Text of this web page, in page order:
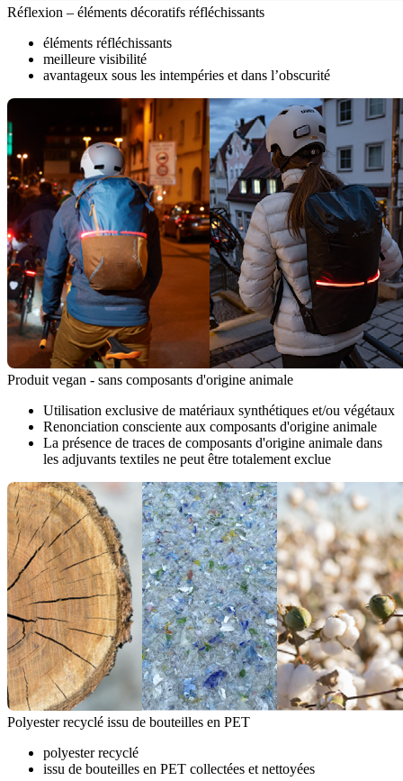
Réflexion – éléments décoratifs réfléchissants
éléments réfléchissants
meilleure visibilité
avantageux sous les intempéries et dans l’obscurité
Produit vegan - sans composants d'origine animale
Utilisation exclusive de matériaux synthétiques et/ou végétaux
Renonciation consciente aux composants d'origine animale
La présence de traces de composants d'origine animale dans
les adjuvants textiles ne peut être totalement exclue
Polyester recyclé issu de bouteilles en PET
polyester recyclé
issu de bouteilles en PET collectées et nettoyées